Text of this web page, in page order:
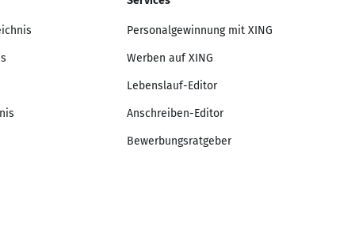
Personalgewinnung mit XING
Werben auf XING
Lebenslauf-Editor
Anschreiben-Editor
Bewerbungsratgeber